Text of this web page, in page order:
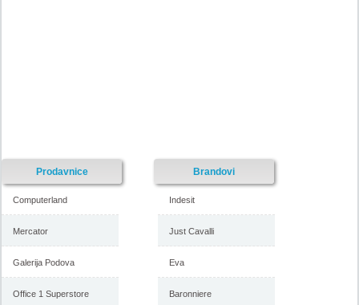
Prodavnice
Computerland
Mercator
Galerija Podova
Office 1 Superstore
Brandovi
Indesit
Just Cavalli
Eva
Baronniere